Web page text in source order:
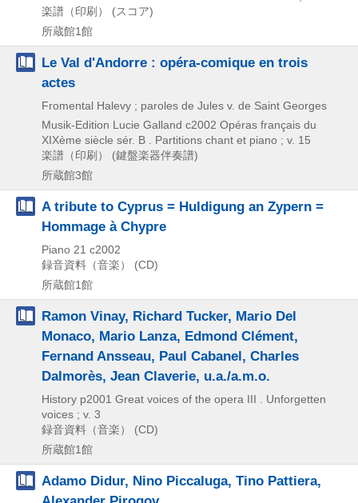
楽譜（印刷） (スコア)
所蔵館1館
Le Val d'Andorre : opéra-comique en trois
actes
Fromental Halevy ; paroles de Jules v. de Saint Georges
Musik-Edition Lucie Galland c2002 Opéras français du
XIXème siècle sér. B . Partitions chant et piano ; v. 15
楽譜（印刷） (鍵盤楽器伴奏譜)
所蔵館3館
A tribute to Cyprus = Huldigung an Zypern =
Hommage à Chypre
Piano 21 c2002
録音資料（音楽） (CD)
所蔵館1館
Ramon Vinay, Richard Tucker, Mario Del
Monaco, Mario Lanza, Edmond Clément,
Fernand Ansseau, Paul Cabanel, Charles
Dalmorès, Jean Claverie, u.a./a.m.o.
History p2001 Great voices of the opera III . Unforgetten
voices ; v. 3
録音資料（音楽） (CD)
所蔵館1館
Adamo Didur, Nino Piccaluga, Tino Pattiera,